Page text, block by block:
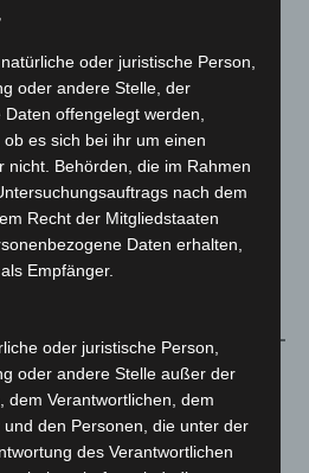
1.887
oder juristische Person,
oder andere Stelle, der
offengelegt werden,
es sich bei ihr um einen
nicht. Behörden, die im Rahmen
nach dem
Recht der Mitgliedstaaten
Daten erhalten,
Empfänger.
oder juristische Person,
oder andere Stelle außer der
dem Verantwortlichen, dem
den Personen, die unter der
des Verantwortlichen